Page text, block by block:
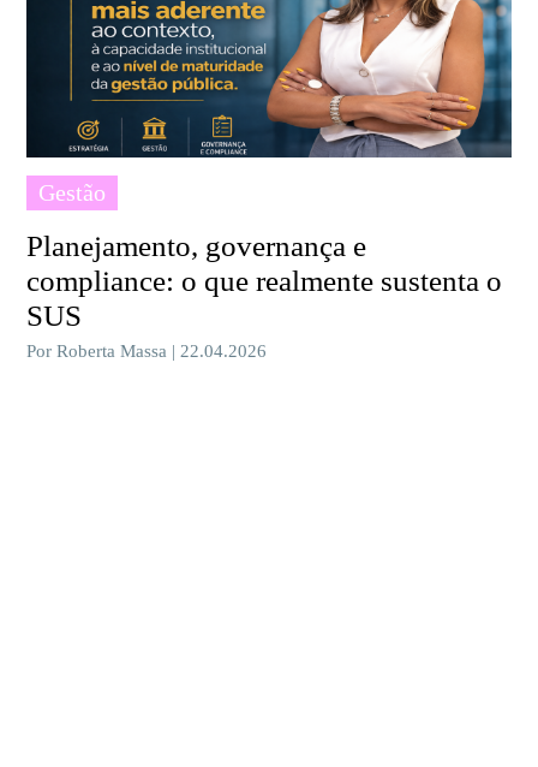
Gestão
Planejamento, governança e
compliance: o que realmente sustenta o
SUS
Por Roberta Massa | 22.04.2026